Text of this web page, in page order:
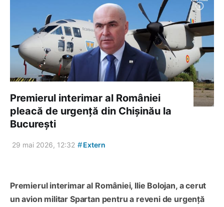
Premierul interimar al României
pleacă de urgență din Chișinău la
București
29 mai 2026, 12:32 #Extern
Premierul interimar al României, Ilie Bolojan, a cerut
un avion militar Spartan pentru a reveni de urgență